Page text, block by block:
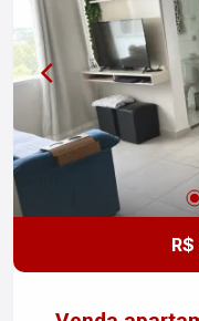
Localizado em
de São José dos
comércios,
vias da cidade.
quem deseja
segurança.